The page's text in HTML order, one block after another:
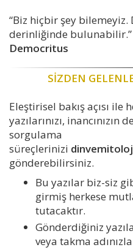
“Biz hiçbir şey bilemeyiz.
derinliğinde bulunabilir.”
Democritus
SİZDEN
Eleştirisel bakış açısı ile
yazılarınızı, inancınızın
sorgulama
süreçlerinizi
gönderebilirsiniz.
Bu yazılar biz-siz
girmiş herkese
tutacaktır.
Gönderdiğiniz
veya takma